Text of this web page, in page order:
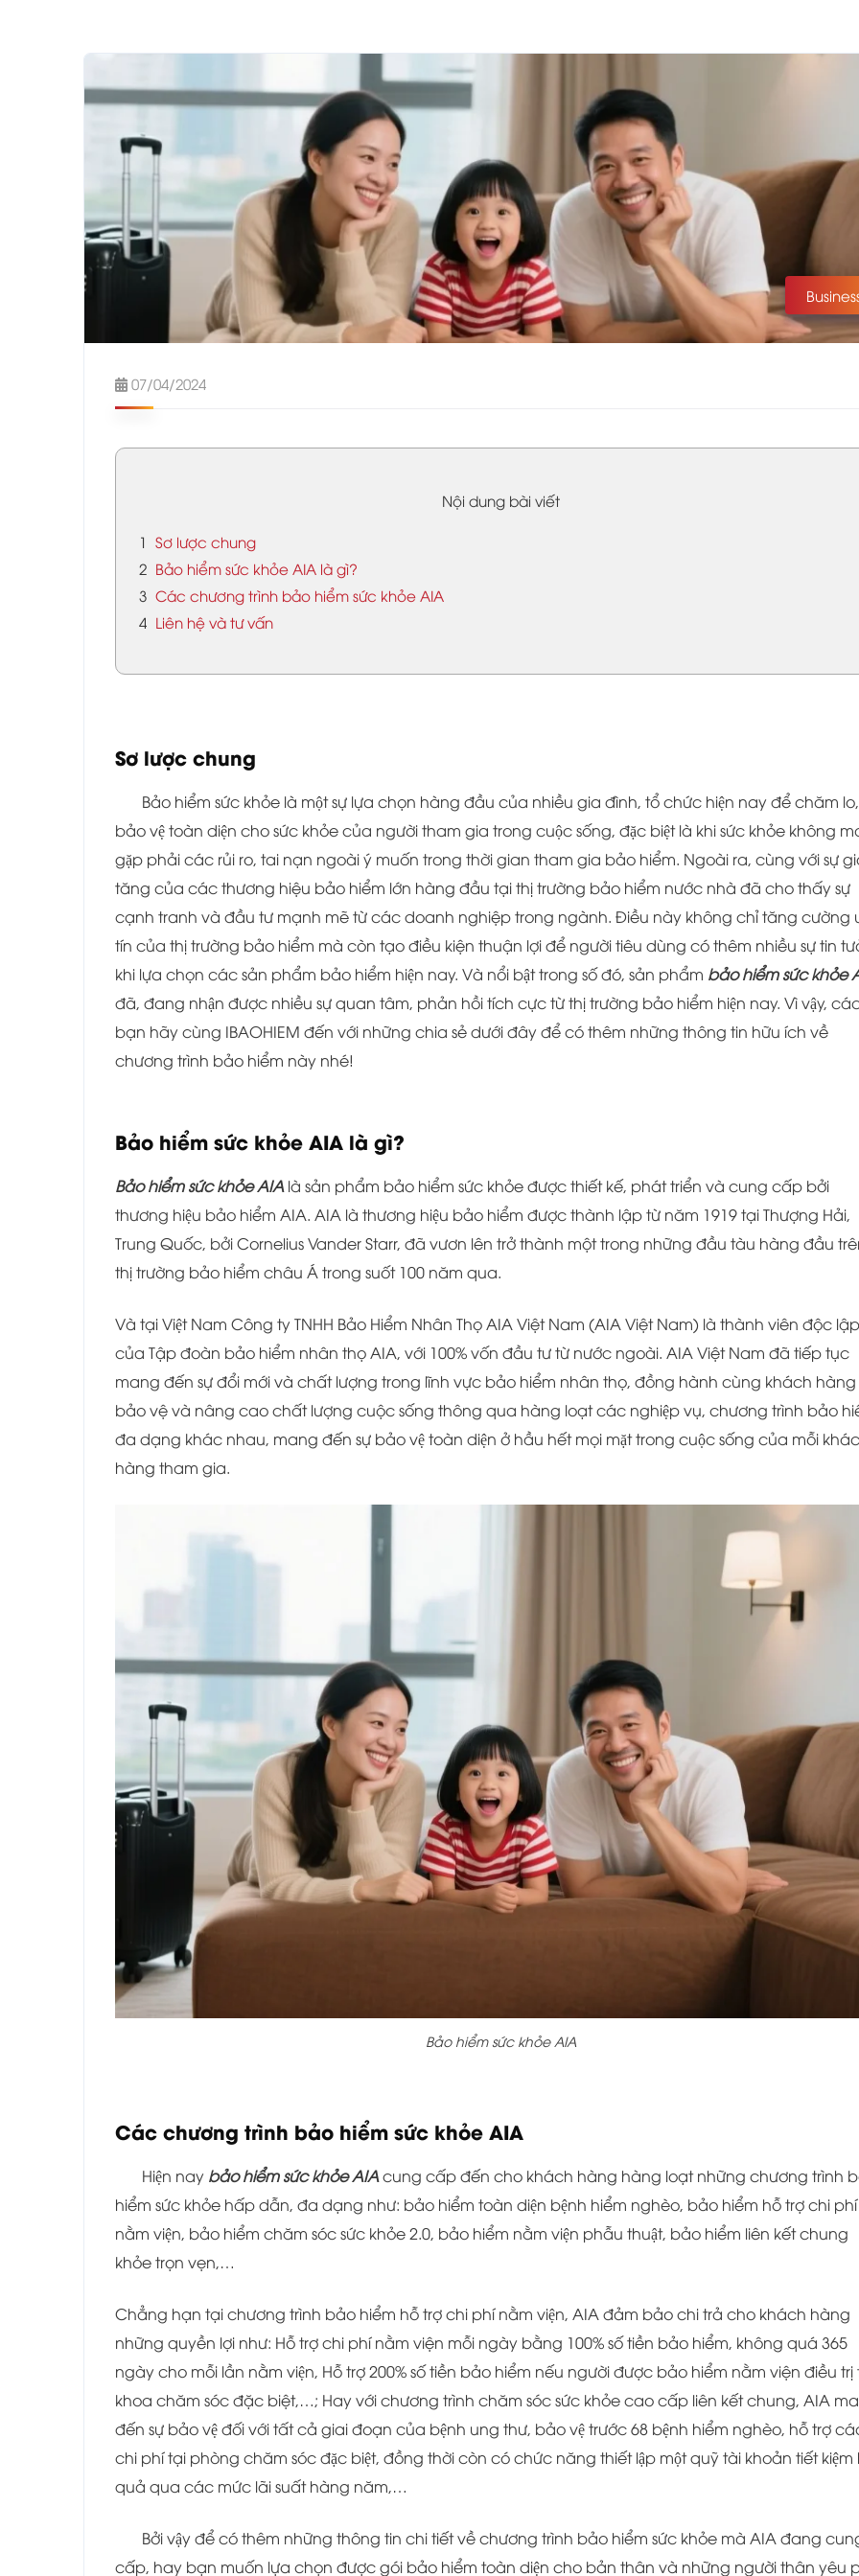
07/04/2024
Nội dung bài viết
1 Sơ lược chung
2 Bảo hiểm sức khỏe AIA là gì?
3 Các chương trình bảo hiểm sức khỏe AIA
4 Liên hệ và tư vấn
Sơ lược chung
Bảo hiểm sức khỏe là một sự lựa chọn hàng đầu của nhiều gia đình, tổ chức hiện nay để chăm lo,
bảo vệ toàn diện cho sức khỏe của người tham gia trong cuộc sống, đặc biệt là khi sức khỏe không
gặp phải các rủi ro, tai nạn ngoài ý muốn trong thời gian tham gia bảo hiểm. Ngoài ra, cùng với sự
tăng của các thương hiệu bảo hiểm lớn hàng đầu tại thị trường bảo hiểm nước nhà đã cho thấy sự
cạnh tranh và đầu tư mạnh mẽ từ các doanh nghiệp trong ngành. Điều này không chỉ tăng cường
tín của thị trường bảo hiểm mà còn tạo điều kiện thuận lợi để người tiêu dùng có thêm nhiều sự tin
khi lựa chọn các sản phẩm bảo hiểm hiện nay. Và nổi bật trong số đó, sản phẩm bảo hiểm sức khỏe
đã, đang nhận được nhiều sự quan tâm, phản hồi tích cực từ thị trường bảo hiểm hiện nay. Vì vậy,
bạn hãy cùng IBAOHIEM đến với những chia sẻ dưới đây để có thêm những thông tin hữu ích về
chương trình bảo hiểm này nhé!
Bảo hiểm sức khỏe AIA là gì?
Bảo hiểm sức khỏe AIA là sản phẩm bảo hiểm sức khỏe được thiết kế, phát triển và cung cấp bởi
thương hiệu bảo hiểm AIA. AIA là thương hiệu bảo hiểm được thành lập từ năm 1919 tại Thượng Hải,
Trung Quốc, bởi Cornelius Vander Starr, đã vươn lên trở thành một trong những đầu tàu hàng đầu
thị trường bảo hiểm châu Á trong suốt 100 năm qua.
Và tại Việt Nam Công ty TNHH Bảo Hiểm Nhân Thọ AIA Việt Nam (AIA Việt Nam) là thành viên độc lập
của Tập đoàn bảo hiểm nhân thọ AIA, với 100% vốn đầu tư từ nước ngoài. AIA Việt Nam đã tiếp tục
mang đến sự đổi mới và chất lượng trong lĩnh vực bảo hiểm nhân thọ, đồng hành cùng khách
bảo vệ và nâng cao chất lượng cuộc sống thông qua hàng loạt các nghiệp vụ, chương trình bảo
đa dạng khác nhau, mang đến sự bảo vệ toàn diện ở hầu hết mọi mặt trong cuộc sống của mỗi
hàng tham gia.
Bảo hiểm sức khỏe AIA
Các chương trình bảo hiểm sức khỏe AIA
Hiện nay bảo hiểm sức khỏe AIAcung cấp đến cho khách hàng hàng loạt những chương trình
hiểm sức khỏe hấp dẫn, đa dạng như: bảo hiểm toàn diện bệnh hiểm nghèo, bảo hiểm hỗ trợ chi phí
nằm viện, bảo hiểm chăm sóc sức khỏe 2.0, bảo hiểm nằm viện phẫu thuật, bảo hiểm liên kết chung
khỏe trọn vẹn,…
Chẳng hạn tại chương trình bảo hiểm hỗ trợ chi phí nằm viện, AIA đảm bảo chi trả cho khách hàng
những quyền lợi như: Hỗ trợ chi phí nằm viện mỗi ngày bằng 100% số tiền bảo hiểm, không quá 365
ngày cho mỗi lần nằm viện, Hỗ trợ 200% số tiền bảo hiểm nếu người được bảo hiểm nằm viện điều trị
khoa chăm sóc đặc biệt,…; Hay với chương trình chăm sóc sức khỏe cao cấp liên kết chung, AIA
đến sự bảo vệ đối với tất cả giai đoạn của bệnh ung thư, bảo vệ trước 68 bệnh hiểm nghèo, hỗ trợ
chi phí tại phòng chăm sóc đặc biệt, đồng thời còn có chức năng thiết lập một quỹ tài khoản tiết kiệm
quả qua các mức lãi suất hàng năm,…
Bởi vậy để có thêm những thông tin chi tiết về chương trình bảo hiểm sức khỏe mà AIA đang
cấp, hay bạn muốn lựa chọn được gói bảo hiểm toàn diện cho bản thân và những người thân yêu